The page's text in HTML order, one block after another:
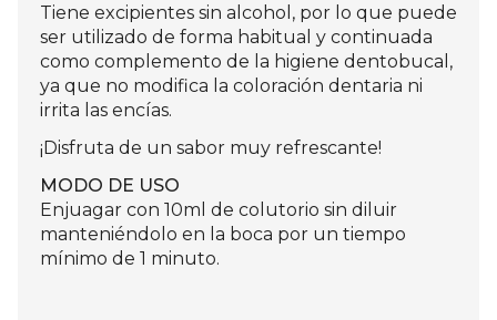
Tiene excipientes sin alcohol, por lo que puede
ser utilizado de forma habitual y continuada
como complemento de la higiene dentobucal,
ya que no modifica la coloración dentaria ni
irrita las encías.
¡Disfruta de un sabor muy refrescante!
MODO DE USO
Enjuagar con 10ml de colutorio sin diluir
manteniéndolo en la boca por un tiempo
mínimo de 1 minuto.